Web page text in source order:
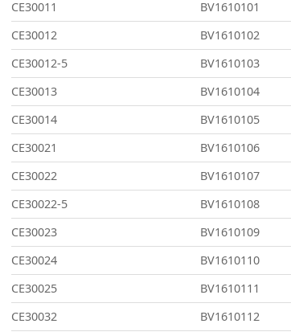
CE30011 BV1610101
CE30012
BV1610102
CE30012-5
BV1610103
CE30013
BV1610104
CE30014
BV1610105
CE30021
BV1610106
CE30022
BV1610107
CE30022-5
BV1610108
CE30023
BV1610109
CE30024
BV1610110
CE30025
BV1610111
CE30032
BV1610112